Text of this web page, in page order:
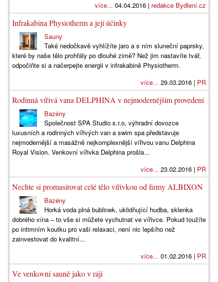
více... 04.04.2016 | redakce Bydlení.cz
Infrakabina Physiotherm a její účinky
Sauny
Také nedočkavě vyhlížíte jaro a s ním sluneční paprsky,
které by naše tělo prohřály po dlouhé zimě? Než jim nastavíte tvář,
odpočiňte si a načerpejte energii v infrakabině Physiotherm.
více... 29.03.2016 | PR
Rodinná vířivá vana DELPHINA v nejmodernějším provedení
Bazény
Společnost SPA Studio s.r.o, výhradní dovozce
luxusních a rodinných vířivých van a swim spa představuje
nejmodernější a masážně nejkomplexnější vířivou vanu Delphina
Royal Vision. Venkovní vířivka Delphina prošla...
více... 23.02.2016 | PR
Nechte si promasírovat celé tělo vířivkou od firmy ALBIXON
Bazény
Horká voda plná bublinek, uklidňující hudba, sklenka
dobrého vína – to vše si můžete vychutnat ve vířivce. Pokud toužíte
po intimním koutku pro vaši relaxaci, není nic lepšího než
zainvestovat do kvalitní...
více... 01.02.2016 | PR
Ve venkovní sauně jako v ráji